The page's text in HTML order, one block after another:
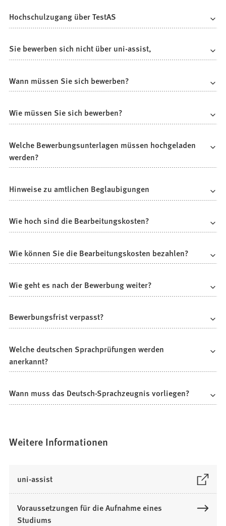
Hochschulzugang über TestAS
Sie bewerben sich nicht über uni-assist,
Wann müssen Sie sich bewerben?
Wie müssen Sie sich bewerben?
Welche Bewerbungsunterlagen müssen hochgeladen
werden?
Hinweise zu amtlichen Beglaubigungen
Wie hoch sind die Bearbeitungskosten?
Wie können Sie die Bearbeitungskosten bezahlen?
Wie geht es nach der Bewerbung weiter?
Bewerbungsfrist verpasst?
Welche deutschen Sprachprüfungen werden
anerkannt?
Wann muss das Deutsch-Sprachzeugnis vorliegen?
Weitere Informationen
uni-assist
Ö
Voraussetzungen für die Aufnahme eines
Studiums